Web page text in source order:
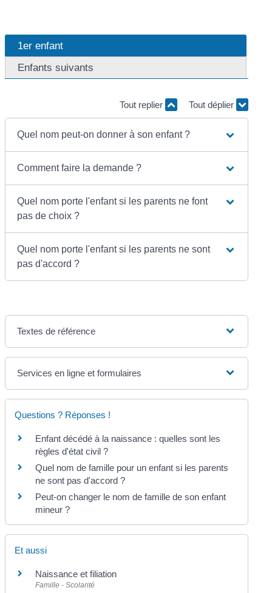
1er enfant
Enfants suivants
Tout replier Tout déplier
Quel nom peut-on donner à son enfant ?
Comment faire la demande ?
Quel nom porte l'enfant si les parents ne font
pas de choix ?
Quel nom porte l'enfant si les parents ne sont
pas d'accord ?
Textes de référence
Services en ligne et formulaires
Questions ? Réponses !
Enfant décédé à la naissance : quelles sont les
règles d'état civil ?
Quel nom de famille pour un enfant si les parents
ne sont pas d'accord ?
Peut-on changer le nom de famille de son enfant
mineur ?
Et aussi
Naissance et filiation
Famille - Scolarité